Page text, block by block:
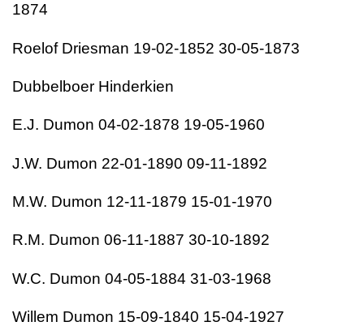
1874
Roelof Driesman 19-02-1852 30-05-1873
Dubbelboer Hinderkien
E.J. Dumon 04-02-1878 19-05-1960
J.W. Dumon 22-01-1890 09-11-1892
M.W. Dumon 12-11-1879 15-01-1970
R.M. Dumon 06-11-1887 30-10-1892
W.C. Dumon 04-05-1884 31-03-1968
Willem Dumon 15-09-1840 15-04-1927